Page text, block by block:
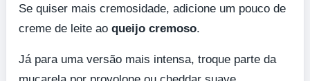
Se quiser mais cremosidade, adicione um pouco de
creme de leite ao queijo cremoso.
Já para uma versão mais intensa, troque parte da